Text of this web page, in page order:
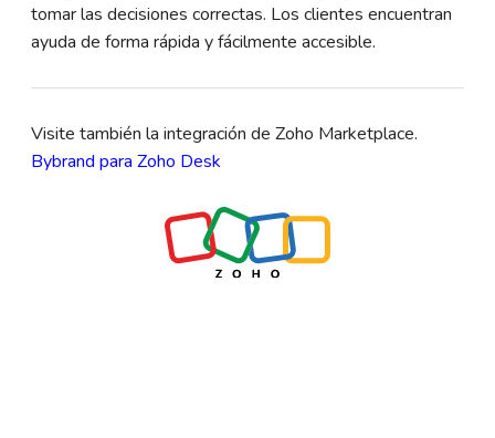
tomar las decisiones correctas. Los clientes encuentran
ayuda de forma rápida y fácilmente accesible.
Visite también la integración de Zoho Marketplace.
Bybrand para Zoho Desk